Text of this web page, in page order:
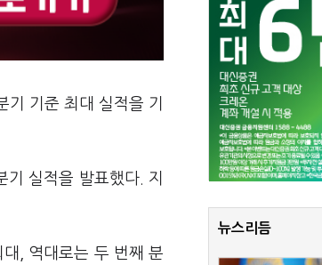
기준 최대 실적을 기
실적을 발표했다. 지
, 역대로는 두 번째 분
뉴스리듬